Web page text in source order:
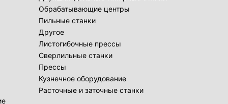
Обрабатывающие центры
Пильные станки
Другое
Листогибочные прессы
Сверлильные станки
Прессы
Кузнечное оборудование
Расточные и заточные станки